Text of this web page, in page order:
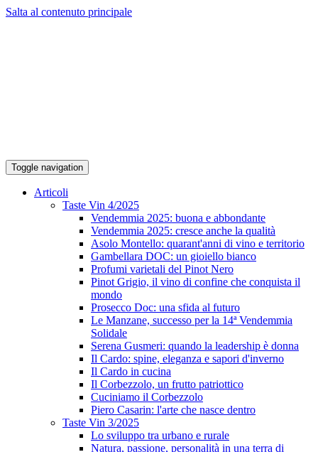
Salta al contenuto principale
Toggle navigation
Articoli
Taste Vin 4/2025
Vendemmia 2025: buona e abbondante
Vendemmia 2025: cresce anche la qualità
Asolo Montello: quarant'anni di vino e territorio
Gambellara DOC: un gioiello bianco
Profumi varietali del Pinot Nero
Pinot Grigio, il vino di confine che conquista il
mondo
Prosecco Doc: una sfida al futuro
Le Manzane, successo per la 14ª Vendemmia
Solidale
Serena Gusmeri: quando la leadership è donna
Il Cardo: spine, eleganza e sapori d'inverno
Il Cardo in cucina
Il Corbezzolo, un frutto patriottico
Cuciniamo il Corbezzolo
Piero Casarin: l'arte che nasce dentro
Taste Vin 3/2025
Lo sviluppo tra urbano e rurale
Natura, passione, personalità in una terra di